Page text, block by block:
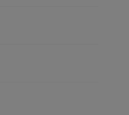
Schermtype
Ultra HD of HD
voor Schermresolutie